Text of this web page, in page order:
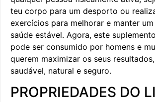
teu corpo para um desporto ou
exercícios para melhorar e manter
saúde estável. Agora, este
pode ser consumido por homens e
querem maximizar os seus
saudável, natural e seguro.
PROPRIEDADES DO